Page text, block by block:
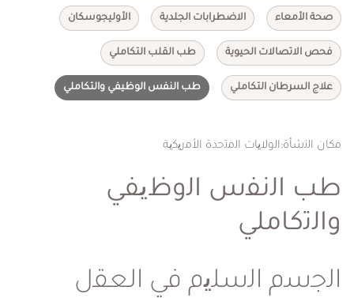
صحة الأمعاء الاضطرابات الجلدية الأوليجوسكان
فحص الاتصالات الحيوية طب القلب التكاملي
علاج السرطان التكاملي طب النفس الوظيفي والتكاملي
ﻣﻛﺎن اﻟﻧﺷﺄة:اﻟوﻻﯾﺎت اﻟﻣﺗﺣدة اﻷﻣرﯾﻛﯾﺔ
طب اﻟﻧﻔس اﻟوظﯾﻔﻲ
واﻟﺗﻛﺎﻣﻠﻲ
اﻟﺟﺳم اﻟﺳﻠﯾم ﻓﻲ اﻟﻌﻘل